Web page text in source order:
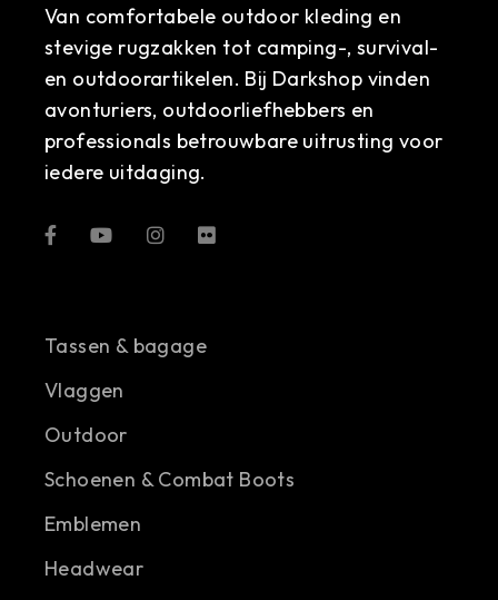
Van comfortabele outdoor kleding en
stevige rugzakken tot camping-, survival-
en outdoorartikelen. Bij Darkshop vinden
avonturiers, outdoorliefhebbers en
professionals betrouwbare uitrusting voor
iedere uitdaging.
Tassen & bagage
Vlaggen
Outdoor
Schoenen & Combat Boots
Emblemen
Headwear